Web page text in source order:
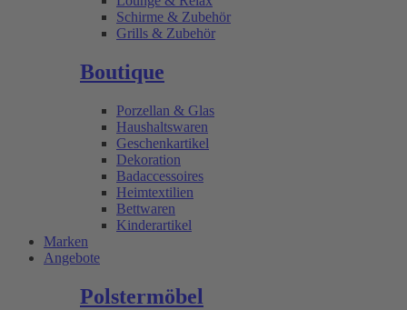
Schirme & Zubehör
Grills & Zubehör
Boutique
Porzellan & Glas
Haushaltswaren
Geschenkartikel
Dekoration
Badaccessoires
Heimtextilien
Bettwaren
Kinderartikel
Marken
Angebote
Polstermöbel